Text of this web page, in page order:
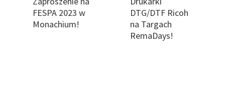
FESPA 2023 w
Monachium!
DTG/DTF Ricoh
na Targach
RemaDays!